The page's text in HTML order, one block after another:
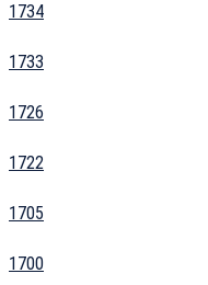
1734
1733
1726
1722
1705
1700